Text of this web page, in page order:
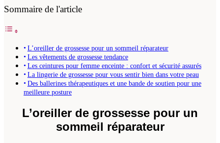
Sommaire de l'article
L’oreiller de grossesse pour un sommeil réparateur
Les vêtements de grossesse tendance
Les ceintures pour femme enceinte : confort et sécurité assurés
La lingerie de grossesse pour vous sentir bien dans votre peau
Des ballerines thérapeutiques et une bande de soutien pour une
meilleure posture
L’oreiller de grossesse pour un
sommeil réparateur